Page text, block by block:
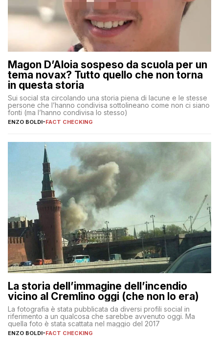
Magon D’Aloia sospeso da scuola per un
tema novax? Tutto quello che non torna
in questa storia
Sui social sta circolando una storia piena di lacune e le stesse
persone che l’hanno condivisa sottolineano come non ci siano
fonti (ma l’hanno condivisa lo stesso)
ENZO BOLDI-FACT CHECKING
La storia dell’immagine dell’incendio
vicino al Cremlino oggi (che non lo era)
La fotografia è stata pubblicata da diversi profili social in
riferimento a un qualcosa che sarebbe avvenuto oggi. Ma
quella foto è stata scattata nel maggio del 2017
ENZO BOLDI-FACT CHECKING